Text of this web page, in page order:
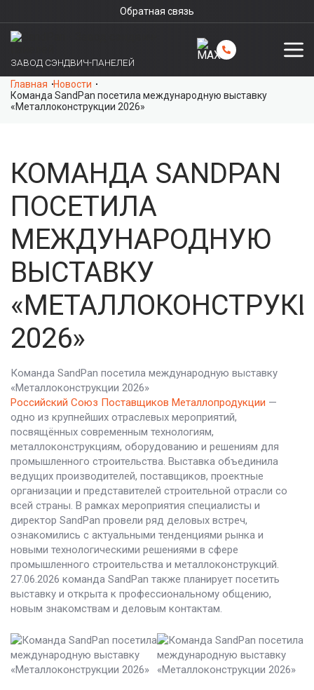
ЗАВОД СЭНДВИЧ-ПАНЕЛЕЙ
Обратная связь
Главная
Новости
Команда SandPan посетила международную выставку
«Металлоконструкции 2026»
КОМАНДА SANDPAN
ПОСЕТИЛА
МЕЖДУНАРОДНУЮ
ВЫСТАВКУ
2026»
Команда SandPan посетила международную выставку
«Металлоконструкции 2026»
Российский Союз Поставщиков Металлопродукции —
одно из крупнейших отраслевых мероприятий,
посвящённых современным технологиям,
металлоконструкциям, оборудованию и решениям для
промышленного строительства. Выставка объединила
ведущих производителей, поставщиков, проектные
организации и представителей строительной отрасли со
всей страны. В рамках мероприятия специалисты и
директор SandPan провели ряд деловых встреч,
ознакомились с актуальными тенденциями рынка и
новыми технологическими решениями в сфере
промышленного строительства и металлоконструкций.
27.06.2026 команда SandPan также планирует посетить
выставку и открыта к профессиональному общению,
новым знакомствам и деловым контактам.